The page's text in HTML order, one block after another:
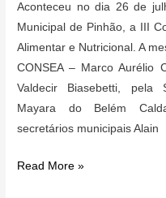
Aconteceu no dia 26 de
Municipal de Pinhão, a III
Alimentar e Nutricional. A
CONSEA – Marco Aurélio
Valdecir Biasebetti, pela
Mayara do Belém
secretários municipais Alain
III
Read More »